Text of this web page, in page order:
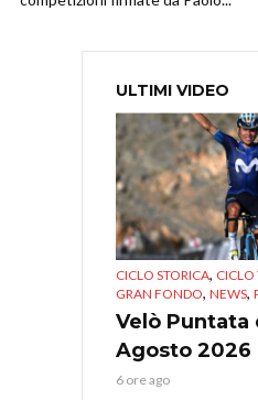
ULTIMI VIDEO
CICLO STORICA, CICLO
GRAN FONDO, NEWS,
Velò Puntata
Agosto 2026
6 ore ago